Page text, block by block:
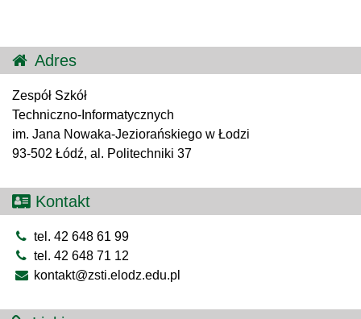
Adres
Zespół Szkół
Techniczno-Informatycznych
im. Jana Nowaka-Jeziorańskiego w Łodzi
93-502 Łódź, al. Politechniki 37
Kontakt
tel. 42 648 61 99
tel. 42 648 71 12
kontakt@zsti.elodz.edu.pl